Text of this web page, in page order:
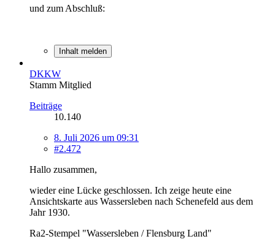
und zum Abschluß:
Inhalt melden
DKKW
Stamm Mitglied
Beiträge
10.140
8. Juli 2026 um 09:31
#2.472
Hallo zusammen,
wieder eine Lücke geschlossen. Ich zeige heute eine
Ansichtskarte aus Wassersleben nach Schenefeld aus dem
Jahr 1930.
Ra2-Stempel "Wassersleben / Flensburg Land"